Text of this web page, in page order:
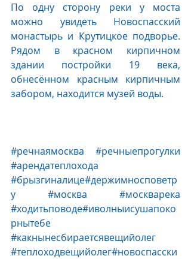
По одну сторону реки у моста
можно увидеть Новоспасский
монастырь и Крутицкое подворье.
Рядом в красном кирпичном
здании постройки 19 века,
обнесённом красным кирпичным
забором, находится музей воды.
#речнаямосква
#речныепрогулки
#арендатеплохода
#брызгиналице#держимносповетр
у #москва
#москварека
#ходитьповоде#иволныисушапоко
#какнынесбираетсявещийолег
#теплоходвещийолег#новоспасски